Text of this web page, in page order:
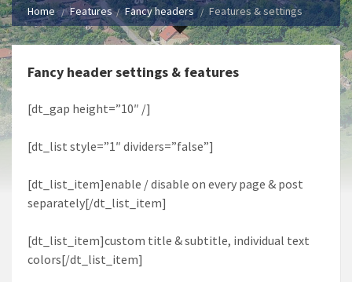
Home Features Fancy headers Features & settings
Fancy header settings & features
[dt_gap height=”10″ /]
[dt_list style=”1″ dividers=”false”]
[dt_list_item]enable / disable on every page & post
separately[/dt_list_item]
[dt_list_item]custom title & subtitle, individual text
colors[/dt_list_item]